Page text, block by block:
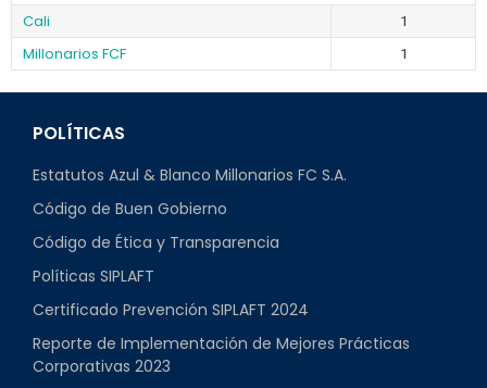
Cali 1
Millonarios FCF 1
POLÍTICAS
Estatutos Azul & Blanco Millonarios FC S.A.
Código de Buen Gobierno
Código de Ética y Transparencia
Políticas SIPLAFT
Certificado Prevención SIPLAFT 2024
Reporte de Implementación de Mejores Prácticas
Corporativas 2023